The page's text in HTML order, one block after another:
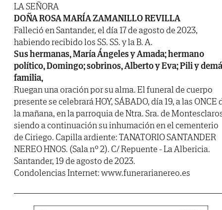
LA SEÑORA
DOÑA ROSA MARÍA ZAMANILLO REVILLA
Falleció en Santander, el día 17 de agosto de 2023,
habiendo recibido los SS. SS. y la B. A.
Sus hermanas, María Ángeles y Amada; hermano
político, Domingo; sobrinos, Alberto y Eva; Pili y
familia,
Ruegan una oración por su alma. El funeral de cuerpo
presente se celebrará HOY, SÁBADO, día 19, a las ONCE
la mañana, en la parroquia de Ntra. Sra. de
siendo a continuación su inhumación en el cementerio
de Ciriego. Capilla ardiente: TANATORIO SANTANDER
NEREO HNOS. (Sala nº 2). C/ Repuente - La Albericia.
Santander, 19 de agosto de 2023.
Condolencias Internet: www.funerarianereo.es